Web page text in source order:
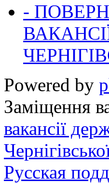
-
Powered by
Заміщення
вакансії
Русская